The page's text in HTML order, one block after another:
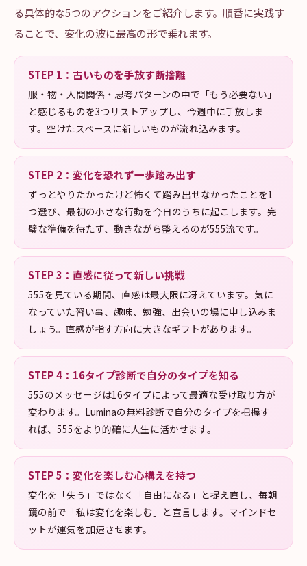
る具体的な5つのアクションをご紹介します。順番に実践す
ることで、変化の波に最高の形で乗れます。
STEP 1 ： 古いものを手放す断捨離
服・物・人間関係・思考パターンの中で「もう必要ない」
と感じるものを3つリストアップし、今週中に手放しま
す。空けたスペースに新しいものが流れ込みます。
STEP 2 ： 変化を恐れず一歩踏み出す
ずっとやりたかったけど怖くて踏み出せなかったことを1
つ選び、最初の小さな行動を今日のうちに起こします。完
璧な準備を待たず、動きながら整えるのが555流です。
STEP3 ： 直感に従って新しい挑戦
555を見ている期間、直感は最大限に冴えています。気に
なっていた習い事、趣味、勉強、出会いの場に申し込みま
しょう。直感が指す方向に大きなギフトがあります。
STEP4 ： 16タイプ診断で自分のタイプを知る
555のメッセージは16タイプによって最適な受け取り方が
変わります。Luminaの無料診断で自分のタイプを把握す
れば、555をより的確に人生に活かせます。
STEP5 ： 変化を楽しむ心構えを持つ
変化を「失う」ではなく「自由になる」と捉え直し、毎朝
鏡の前で「私は変化を楽しむ」と宣言します。マインドセ
ットが運気を加速させます。